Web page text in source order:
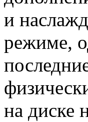
и
режиме,
на диске